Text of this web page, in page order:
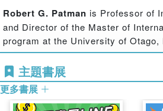
addresses key issues in the
relationship of China and the
helps close the gap in our
system as a result of the change in
capability and influence among
Robert G. Patman is Professor of
and Director of the Master of
program at the University of Otago,
主題書展
更多書展